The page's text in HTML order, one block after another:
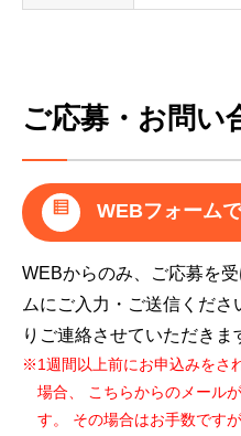
ご応募・お問い
WEBフォーム
WEBからのみ、ご応募を
ムにご入力・ご送信くだ
りご連絡させていただきま
※1週間以上前にお申込みをさ
場合、 こちらからのメール
す。 その場合はお手数です